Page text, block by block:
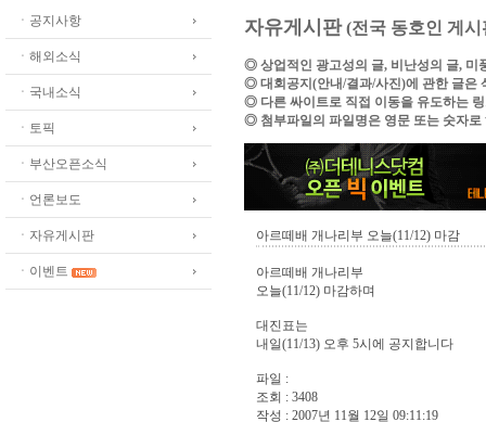
ㆍ공지사항
ㆍ해외소식
ㆍ국내소식
ㆍ토픽
ㆍ부산오픈소식
ㆍ언론보도
ㆍ자유게시판
ㆍ이벤트
자유게시판(전국 동호인 게시
◎ 상업적인 광고성의 글, 비난성의 글, 미
◎ 대회공지(안내/결과/사진)에 관한 글은
◎ 다른 싸이트로 직접 이동을 유도하는
◎ 첨부파일의 파일명은 영문 또는 숫자로
아르떼배 개나리부 오늘(11/12) 마감
아르떼배 개나리부
오늘(11/12) 마감하며
대진표는
내일(11/13) 오후 5시에 공지합니다
파일 :
조회 : 3408
작성 : 2007년 11월 12일 09:11:19